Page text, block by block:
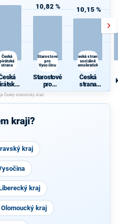
Česká
pirátská
strana
strana
10,82 %
Starostové
pro
Vysočinu
Starostové
pro
Vysočinu
10,15 %
Česká strana
sociálně
demokratická
Česká
strana
sociálně
cká
kraji?
kraj
kraj
Olomoucký kraj